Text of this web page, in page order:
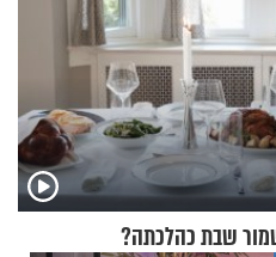
שבת כהלכתה?